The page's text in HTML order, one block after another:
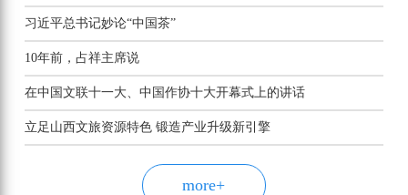
习近平总书记妙论“中国茶”
10年前，占祥主席说
在中国文联十一大、中国作协十大开幕式上的讲话
立足山西文旅资源特色 锻造产业升级新引擎
more+